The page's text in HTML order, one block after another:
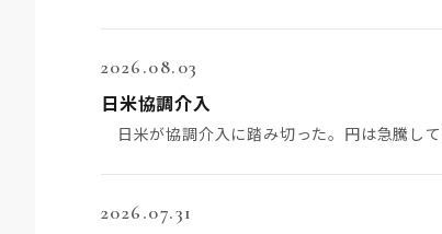
2026.08.03
日米協調介入
2026.07.31